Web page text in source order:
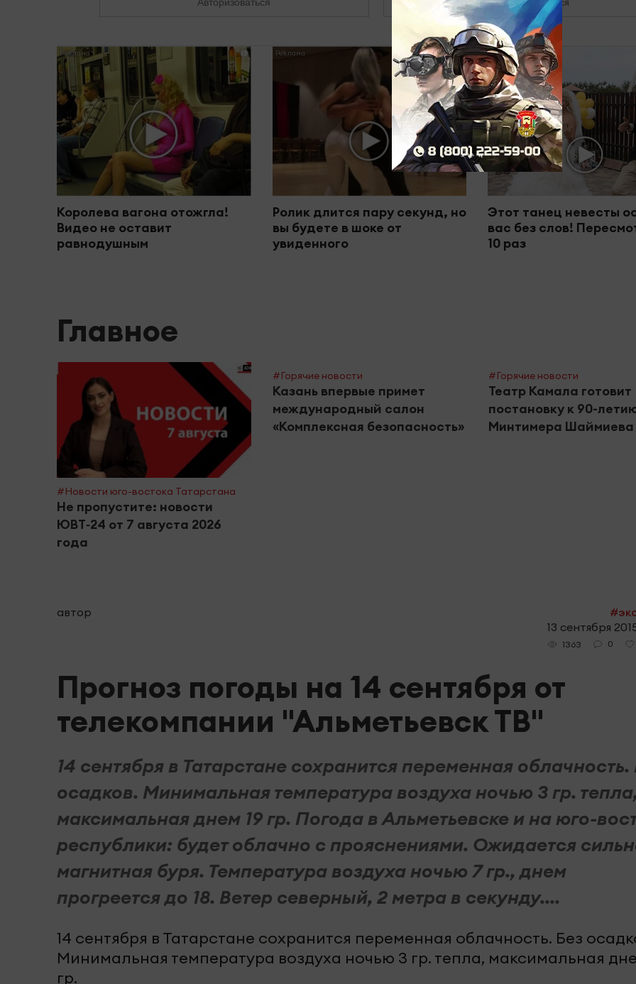
Авторизоваться
Королева вагона отожгла!
Видео не оставит
равнодушным
i
Ролик длится пару секунд, но
вы будете в шоке от
увиденного
Этот танец невесты
вас без слов!
10 раз
Главное
#Новости юго-востока Татарстана
Не пропустите: новости
ЮВТ‑24 от 7 августа 2026
года
#Горячие новости
Казань впервые примет
международный салон
«Комплексная безопасность»
#Горячие новости
Театр Камала готовит
постановку к 90-
Минтимера Шаймиева
автор
13 сентября
1363 0
Прогноз погоды на 14 сентября от
телекомпании "Альметьевск ТВ"
14 сентября в Татарстане сохранится переменная облачность.
осадков. Минимальная температура воздуха ночью 3 гр.
максимальная днем 19 гр. Погода в Альметьевске и на юго-
республики: будет облачно с прояснениями. Ожидается
магнитная буря. Температура воздуха ночью 7 гр., днем
прогреется до 18. Ветер северный, 2 метра в секунду....
14 сентября в Татарстане сохранится переменная облачность. Без
Минимальная температура воздуха ночью 3 гр. тепла, максимальная
гр.